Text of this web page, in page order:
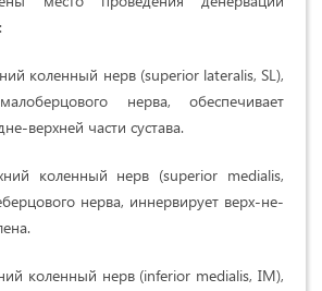
коленный нерв (superior lateralis, SL),
нерва, обеспечивает
верхней части сустава.
коленный нерв (superior medialis,
нерва, иннервирует верх-не-
коленный нерв (inferior medialis, IM),